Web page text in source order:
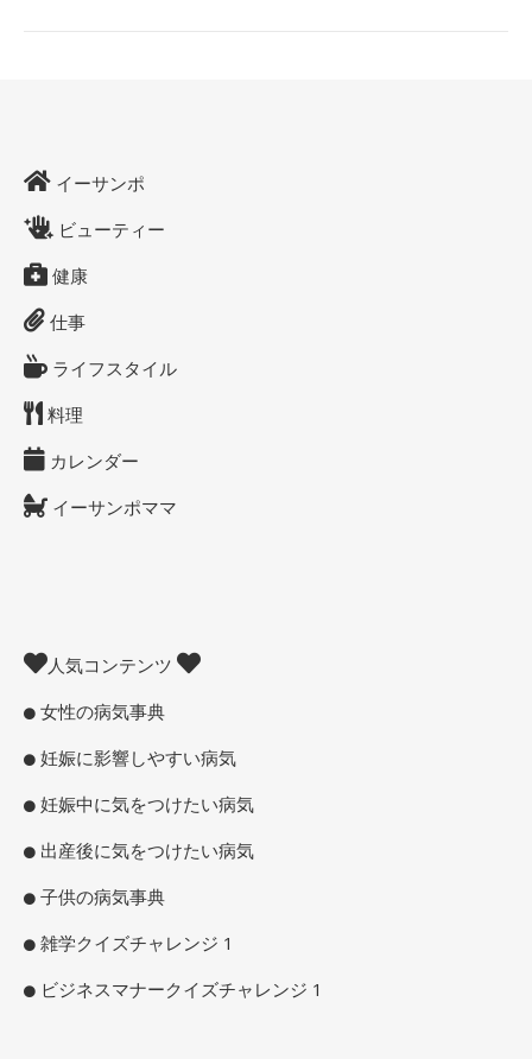
イーサンポ
ビューティー
健康
仕事
ライフスタイル
料理
カレンダー
イーサンポママ
人気コンテンツ
女性の病気事典
妊娠に影響しやすい病気
妊娠中に気をつけたい病気
出産後に気をつけたい病気
子供の病気事典
雑学クイズチャレンジ 1
ビジネスマナークイズチャレンジ 1